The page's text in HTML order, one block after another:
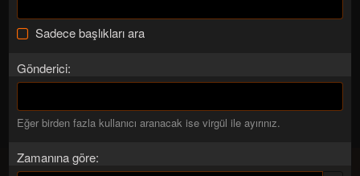
Sadece başlıkları ara
Gönderici
Eğer birden fazla kullanıcı aranacak ise virgül ile ayırınız.
Zamanına göre